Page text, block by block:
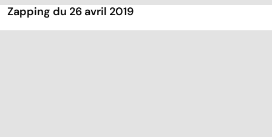
Zapping du 26 avril 2019